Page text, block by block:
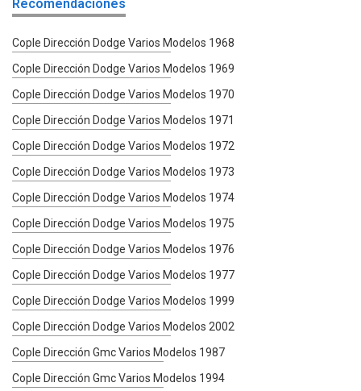
Recomendaciones
Cople Dirección Dodge Varios Modelos 1968
Cople Dirección Dodge Varios Modelos 1969
Cople Dirección Dodge Varios Modelos 1970
Cople Dirección Dodge Varios Modelos 1971
Cople Dirección Dodge Varios Modelos 1972
Cople Dirección Dodge Varios Modelos 1973
Cople Dirección Dodge Varios Modelos 1974
Cople Dirección Dodge Varios Modelos 1975
Cople Dirección Dodge Varios Modelos 1976
Cople Dirección Dodge Varios Modelos 1977
Cople Dirección Dodge Varios Modelos 1999
Cople Dirección Dodge Varios Modelos 2002
Cople Dirección Gmc Varios Modelos 1987
Cople Dirección Gmc Varios Modelos 1994